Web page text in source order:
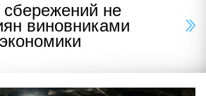
не
виновниками